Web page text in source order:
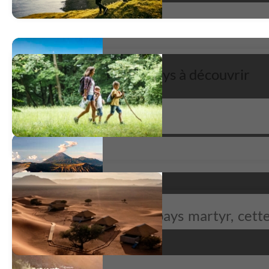
L'Arménie, un beau pays à découvrir
Promenade au pied du mont Ararat
très satisfait*
Très touchés par ce pays martyr,
...
Panorama arménien